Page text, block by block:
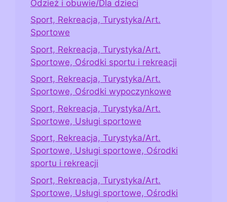
Odzież i obuwie/Dla dzieci
Sport, Rekreacja, Turystyka/Art.
Sportowe
Sport, Rekreacja, Turystyka/Art.
Sportowe, Ośrodki sportu i rekreacji
Sport, Rekreacja, Turystyka/Art.
Sportowe, Ośrodki wypoczynkowe
Sport, Rekreacja, Turystyka/Art.
Sportowe, Usługi sportowe
Sport, Rekreacja, Turystyka/Art.
Sportowe, Usługi sportowe, Ośrodki
sportu i rekreacji
Sport, Rekreacja, Turystyka/Art.
Sportowe, Usługi sportowe, Ośrodki